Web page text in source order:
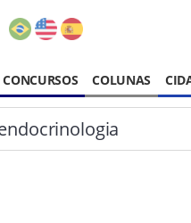
CONCURSOS COLUNAS